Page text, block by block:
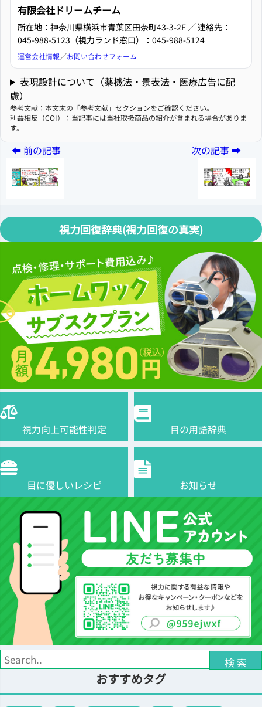
有限会社ドリームチーム
所在地：神奈川県横浜市青葉区田奈町43-3-2F ／ 連絡先：
045-988-5123（視力ランド窓口）：045-988-5124
運営会社情報／お問い合わせフォーム
表現設計について（薬機法・景表法・医療広告に配
慮）
参考文献：本文末の「参考文献」セクションをご確認ください。
利益相反（COI）：当記事には当社取扱商品の紹介が含まれる場合がありま
す。
視力回復辞典(視力回復の真実)
視力向上可能性判定 目の用語辞典
目に優しいレシピ お知らせ
検 索
おすすめタグ